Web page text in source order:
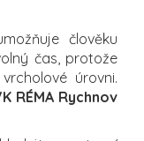
člověku
čas, protože
úrovni.
RÉMA Rychnov